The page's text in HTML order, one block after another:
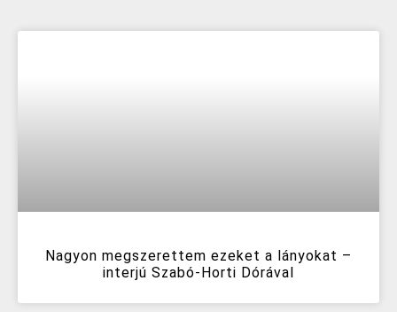
Nagyon megszerettem ezeket a lányokat –
interjú Szabó-Horti Dórával